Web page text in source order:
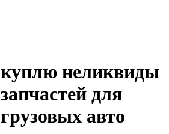
куплю неликвиды
запчастей для
грузовых авто